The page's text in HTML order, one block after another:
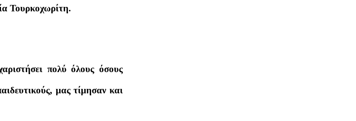
Τουρκοχωρίτη.
πολύ όλους όσους
μας τίμησαν και